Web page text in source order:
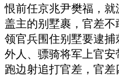
恨前任京兆尹樊福，
盖主的别墅裹，官差
领官兵围住别墅要逮
外人、骠骑将军上官
跑边射追打官差，官